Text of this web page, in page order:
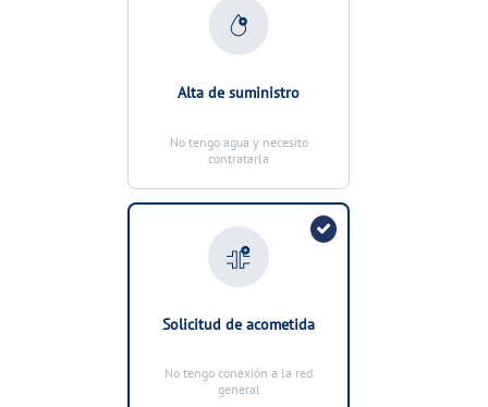
VER TODAS LAS GESTIONES
VER TODAS LAS GESTIONES
NUESTROS COMPROMISOS
VER TODAS LAS GESTIONES
Alta de suministro
No tengo agua y necesito
contratarla
Solicitud de acometida
No tengo conexión a la red
general